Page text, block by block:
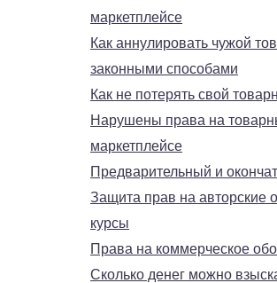
маркетплейсе
Как аннулировать чужой
законными способами
Как не потерять свой
Нарушены права на
маркетплейсе
Предварительный и
Защита прав на авторские
курсы
Права на коммерческое
Сколько денег можно